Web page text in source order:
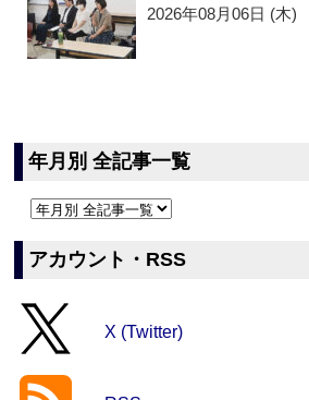
2026年08月06日 (木)
年月別 全記事一覧
アカウント・RSS
X (Twitter)